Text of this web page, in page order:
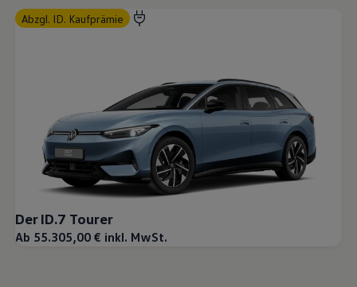
abzgl. ID. Kaufprämie
Der ID.7 Tourer
Ab 55.305,00 € inkl. MwSt.